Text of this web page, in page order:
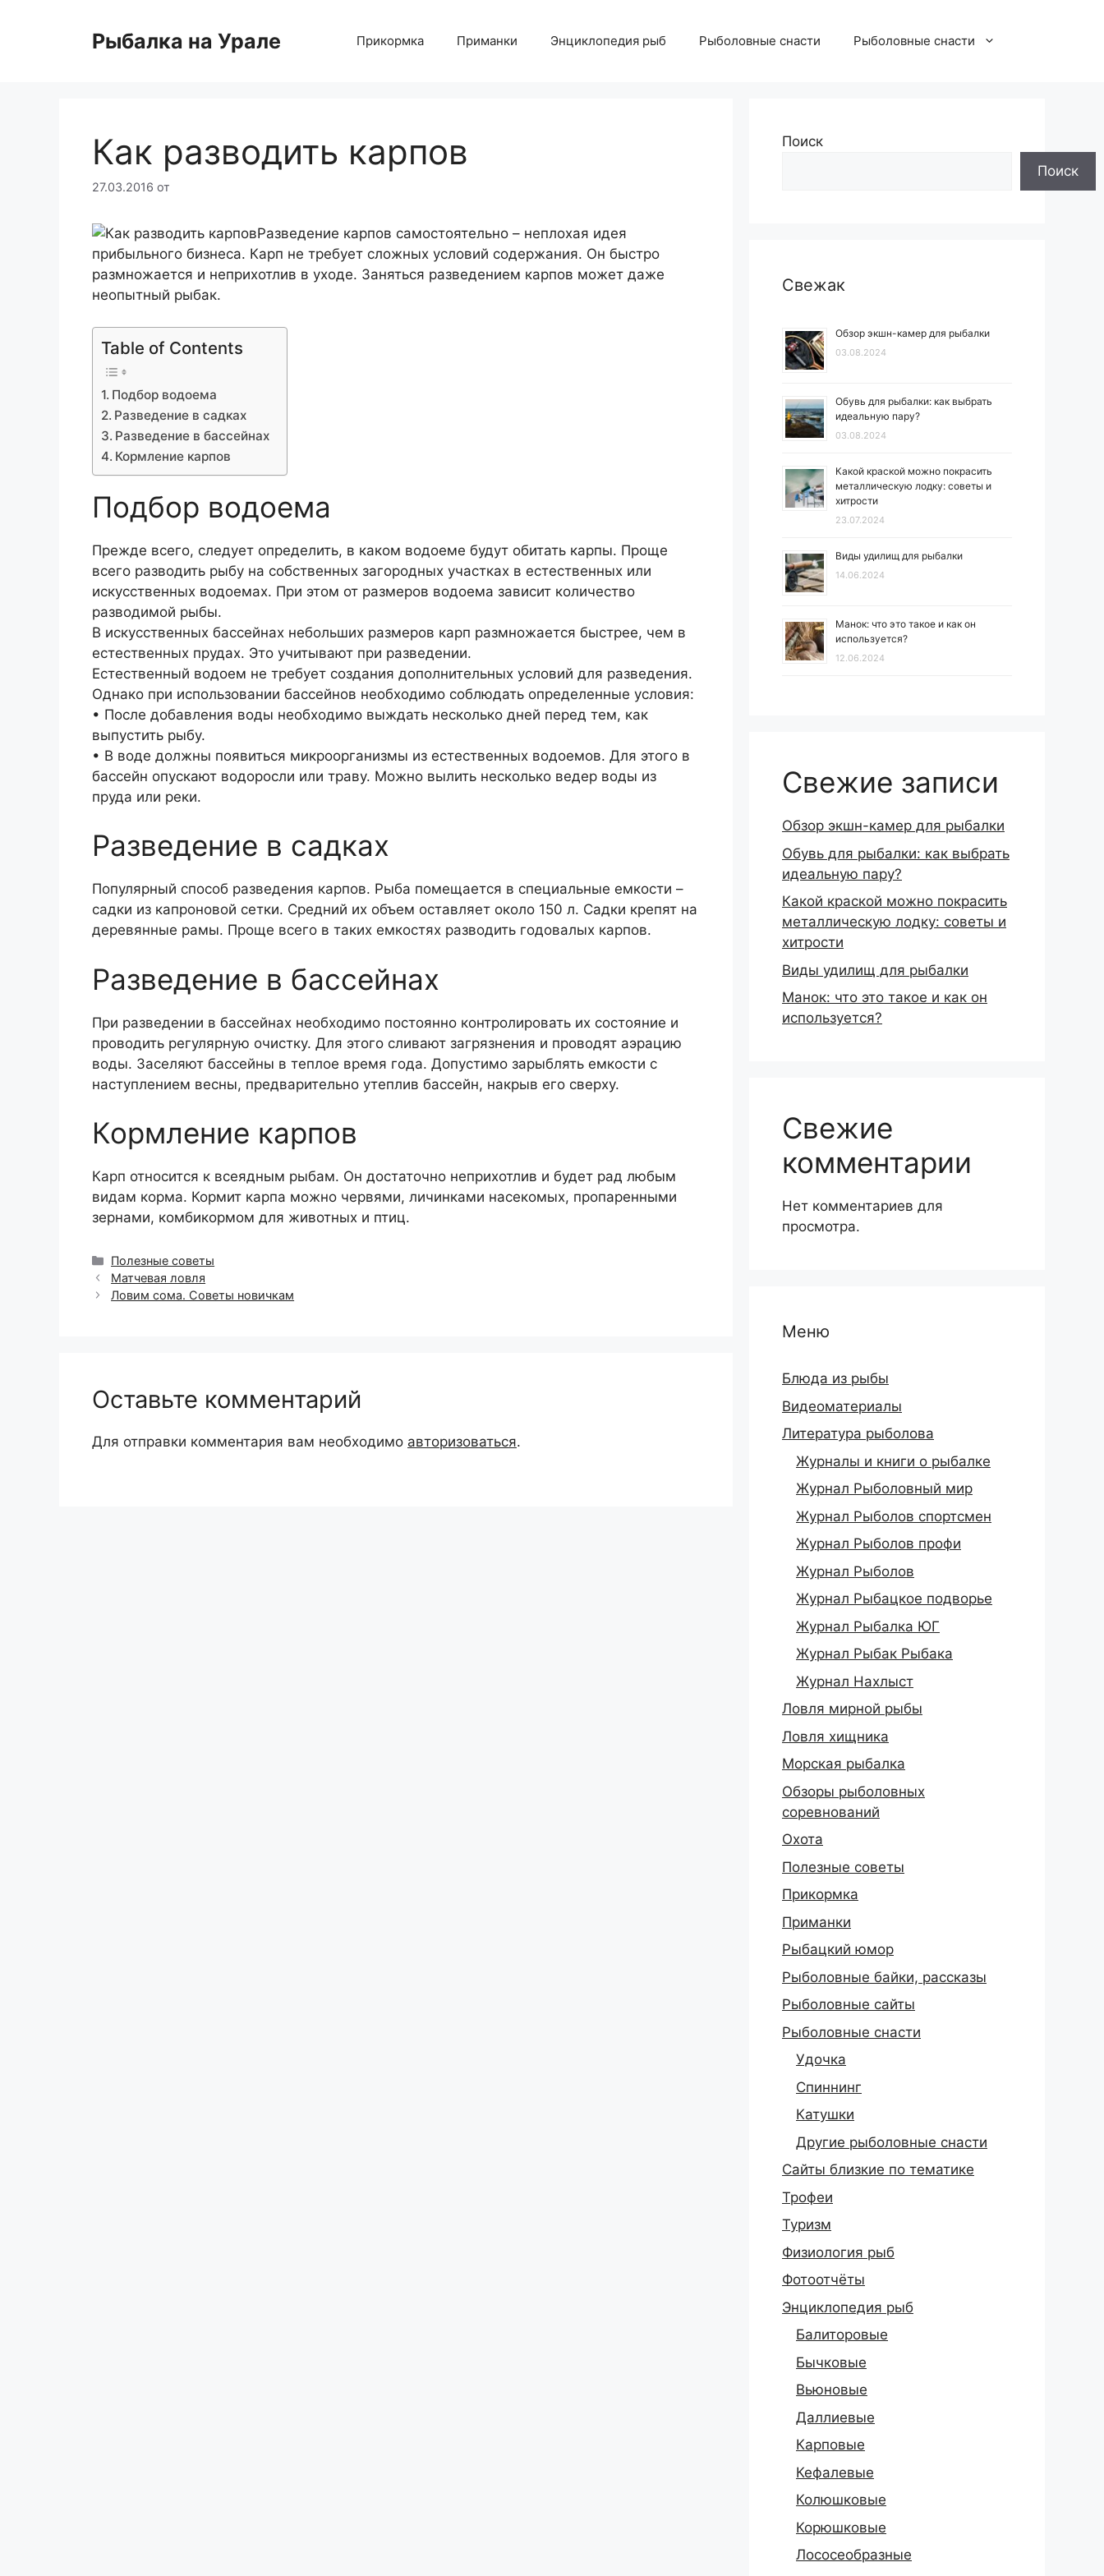
содержимомуРыбалка на Урале Прикормка Приманки Энциклопедия рыб Рыболовные снасти Рыболовные снасти
Как разводить карпов
27.03.2016 от
Разведение карпов самостоятельно – неплохая идея
прибыльного бизнеса. Карп не требует сложных условий содержания. Он быстро
размножается и неприхотлив в уходе. Заняться разведением карпов может даже
неопытный рыбак.
Table of Contents
Подбор водоема
Разведение в садках
Разведение в бассейнах
Кормление карпов
Подбор водоема
Прежде всего, следует определить, в каком водоеме будут обитать карпы. Проще
всего разводить рыбу на собственных загородных участках в естественных или
искусственных водоемах. При этом от размеров водоема зависит количество
разводимой рыбы.
В искусственных бассейнах небольших размеров карп размножается быстрее, чем в
естественных прудах. Это учитывают при разведении.
Естественный водоем не требует создания дополнительных условий для разведения.
Однако при использовании бассейнов необходимо соблюдать определенные условия:
• После добавления воды необходимо выждать несколько дней перед тем, как
выпустить рыбу.
• В воде должны появиться микроорганизмы из естественных водоемов. Для этого в
бассейн опускают водоросли или траву. Можно вылить несколько ведер воды из
пруда или реки.
Разведение в садках
Популярный способ разведения карпов. Рыба помещается в специальные емкости –
садки из капроновой сетки. Средний их объем оставляет около 150 л. Садки крепят на
деревянные рамы. Проще всего в таких емкостях разводить годовалых карпов.
Разведение в бассейнах
При разведении в бассейнах необходимо постоянно контролировать их состояние и
проводить регулярную очистку. Для этого сливают загрязнения и проводят аэрацию
воды. Заселяют бассейны в теплое время года. Допустимо зарыблять емкости с
наступлением весны, предварительно утеплив бассейн, накрыв его сверху.
Кормление карпов
Карп относится к всеядным рыбам. Он достаточно неприхотлив и будет рад любым
видам корма. Кормит карпа можно червями, личинками насекомых, пропаренными
зернами, комбикормом для животных и птиц.
Рубрики
Полезные советы
Матчевая ловля
Ловим сома. Советы новичкам
Оставьте комментарий
Для отправки комментария вам необходимо авторизоваться.
Поиск
Поиск
Свежак
Обзор экшн-камер для рыбалки
03.08.2024
Обувь для рыбалки: как выбрать
идеальную пару?
03.08.2024
Какой краской можно покрасить
металлическую лодку: советы и
хитрости
23.07.2024
Виды удилищ для рыбалки
14.06.2024
Манок: что это такое и как он
используется?
12.06.2024
Свежие записи
Обзор экшн-камер для рыбалки
Обувь для рыбалки: как выбрать
идеальную пару?
Какой краской можно покрасить
металлическую лодку: советы и
хитрости
Виды удилищ для рыбалки
Манок: что это такое и как он
используется?
Свежие
комментарии
Нет комментариев для
просмотра.
Меню
Блюда из рыбы
Видеоматериалы
Литература рыболова
Журналы и книги о рыбалке
Журнал Рыболовный мир
Журнал Рыболов спортсмен
Журнал Рыболов профи
Журнал Рыболов
Журнал Рыбацкое подворье
Журнал Рыбалка ЮГ
Журнал Рыбак Рыбака
Журнал Нахлыст
Ловля мирной рыбы
Ловля хищника
Морская рыбалка
Обзоры рыболовных
соревнований
Охота
Полезные советы
Прикормка
Приманки
Рыбацкий юмор
Рыболовные байки, рассказы
Рыболовные сайты
Рыболовные снасти
Удочка
Спиннинг
Катушки
Другие рыболовные снасти
Сайты близкие по тематике
Трофеи
Туризм
Физиология рыб
Фотоотчёты
Энциклопедия рыб
Балиторовые
Бычковые
Вьюновые
Даллиевые
Карповые
Кефалевые
Колюшковые
Корюшковые
Лососеобразные